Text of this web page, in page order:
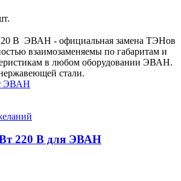
₽.
В ЭВАН - официальная замена ТЭНов
взаимозаменяемы по габаритам и
в любом оборудовании ЭВАН.
стали.
220 В для ЭВАН